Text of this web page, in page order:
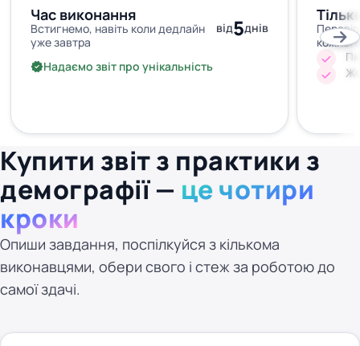
Час виконання
Встигнемо, навіть коли дедлайн
уже завтра
від5днів
Надаємо звіт про унікальність
Купити звіт з практики з
демографії — це чотири
кроки
Опиши завдання, поспілкуйся з кількома
виконавцями, обери свого і стеж за роботою до
самої здачі.